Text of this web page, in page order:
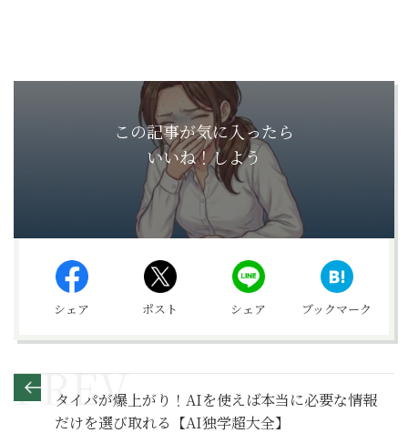
この記事が気に入ったら
いいね！しよう
シェア ポスト シェア ブックマーク
タイパが爆上がり！AIを使えば本当に必要な情報
だけを選び取れる【AI独学超大全】